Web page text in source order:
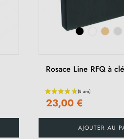
Rosace Line RFQ à
23,00 €
AJOUTER AU